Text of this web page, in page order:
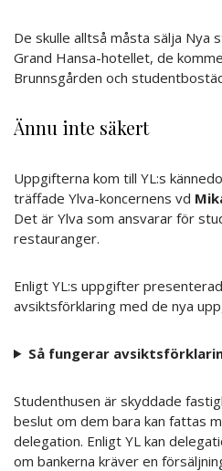
De skulle alltså måsta sälja Nya
Grand Hansa-hotellet, de
Brunnsgården och
Ännu inte säkert
Uppgifterna kom till YL:s
träffade Ylva-koncernens vd
Det är Ylva som ansvarar för
restauranger.
Enligt YL:s uppgifter
avsiktsförklaring med de nya
Så fungerar
Studenthusen är skyddade
beslut om dem bara kan fattas
delegation. Enligt YL kan
om bankerna kräver en